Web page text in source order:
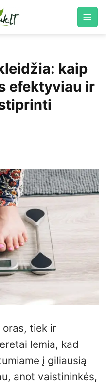
kaip
efektyviau ir
oras, tiek ir
lemia, kad
į giliausią
anot vaistininkės,